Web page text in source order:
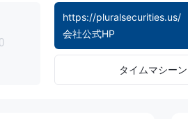
https://pluralsecurities.us/
会社公式HP
タイムマシーン